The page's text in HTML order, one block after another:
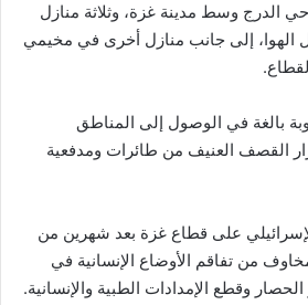
الدرج وسط مدينة غزة، وثلاثة منازل
الهوا، إلى جانب منازل أخرى في مخيمي
بالغة في الوصول إلى المناطق
القصف العنيف من طائرات ومدفعية
على قطاع غزة بعد شهرين من
من تفاقم الأوضاع الإنسانية في
وقطع الإمدادات الطبية والإنسانية.